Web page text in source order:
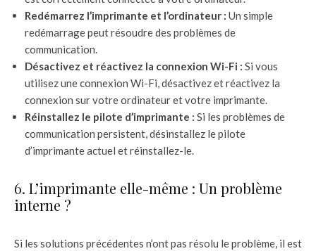
Redémarrez l’imprimante et l’ordinateur : Un simple
redémarrage peut résoudre des problèmes de
communication.
Désactivez et réactivez la connexion Wi-Fi : Si vous
utilisez une connexion Wi-Fi, désactivez et réactivez la
connexion sur votre ordinateur et votre imprimante.
Réinstallez le pilote d’imprimante : Si les problèmes de
communication persistent, désinstallez le pilote
d’imprimante actuel et réinstallez-le.
6. L’imprimante elle-même : Un problème
interne ?
Si les solutions précédentes n’ont pas résolu le problème, il est